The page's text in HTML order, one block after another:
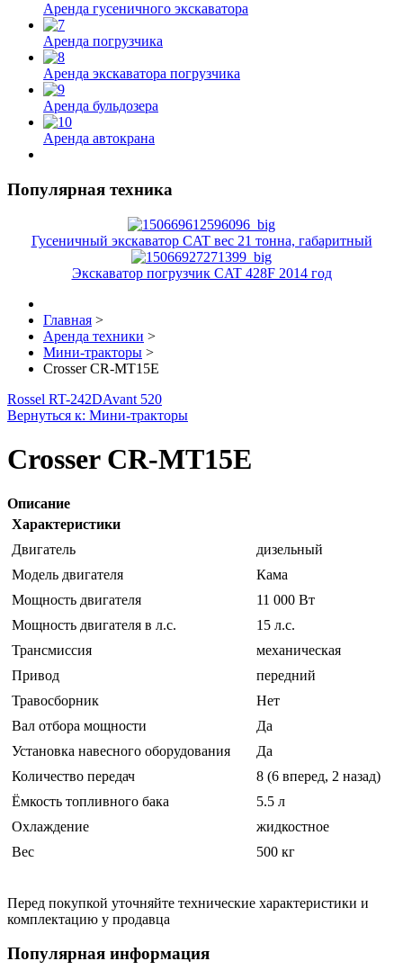
Аренда гусеничного экскаватора
Аренда погрузчика
Аренда экскаватора погрузчика
Аренда бульдозера
Аренда автокрана
Популярная техника
Гусеничный экскаватор CAT вес 21 тонна, габаритный
Экскаватор погрузчик CAT 428F 2014 год
Главная >
Аренда техники >
Мини-тракторы >
Crosser CR-MT15E
Rossel RT-242DAvant 520
Вернуться к: Мини-тракторы
Crosser CR-MT15E
Описание
Характеристики
Двигатель
дизельный
Модель двигателя
Кама
Мощность двигателя
11 000 Вт
Мощность двигателя в л.с.
15 л.с.
Трансмиссия
механическая
Привод
передний
Травосборник
Нет
Вал отбора мощности
Да
Установка навесного оборудования
Да
Количество передач
8 (6 вперед, 2 назад)
Ёмкость топливного бака
5.5 л
Охлаждение
жидкостное
Вес
500 кг
Перед покупкой уточняйте технические характеристики и
комплектацию у продавца
Популярная информация